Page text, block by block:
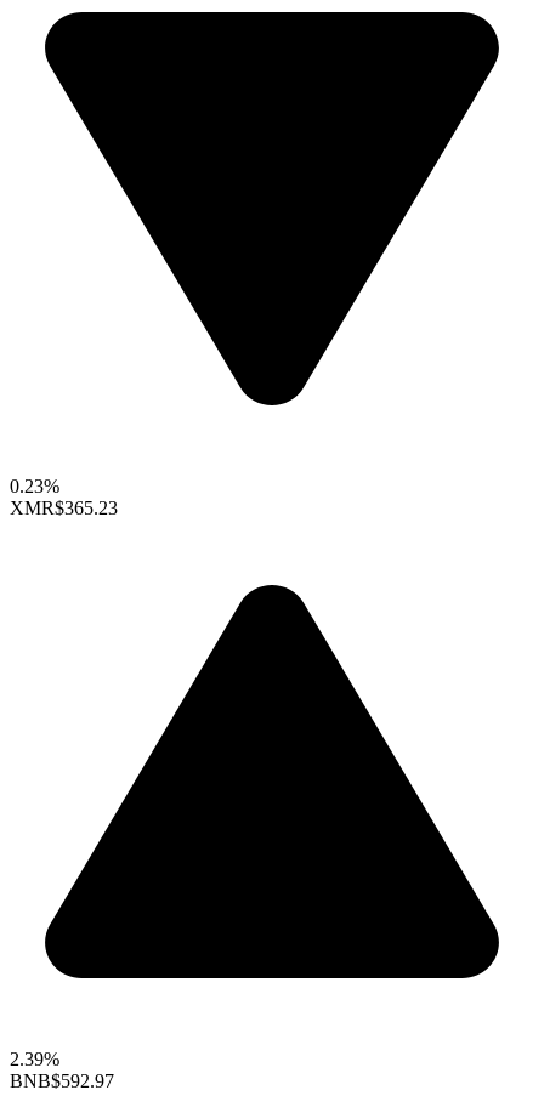
0.23%
XMR$365.23
2.39%
BNB$592.97